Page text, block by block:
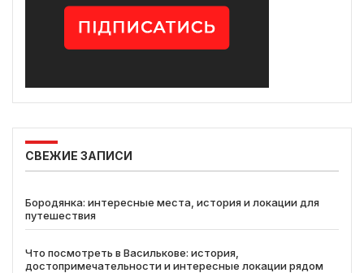
СВЕЖИЕ ЗАПИСИ
Бородянка: интересные места, история и локации для
путешествия
Что посмотреть в Василькове: история,
достопримечательности и интересные локации рядом